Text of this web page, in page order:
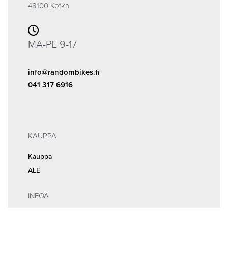
48100 Kotka
MA-PE 9-17
info@randombikes.fi
041 317 6916
KAUPPA
Kauppa
ALE
INFOA